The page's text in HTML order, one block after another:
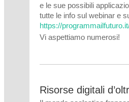
e le sue possibili
tutte le info sul webinar e
https://
Vi aspettiamo numerosi!
Risorse digitali